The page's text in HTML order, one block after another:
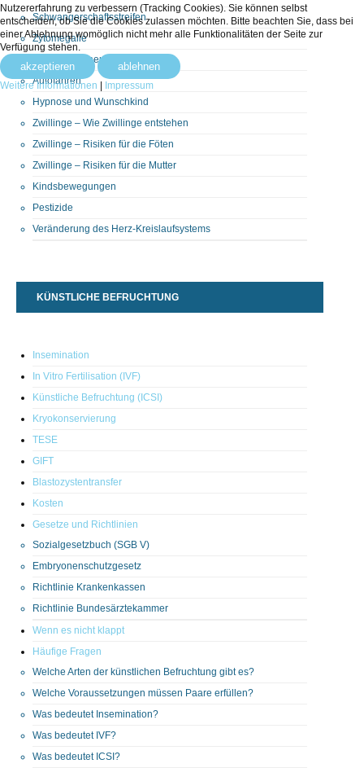
Schwangerschaftsstreifen
Zytomegalie
Ultraschall - neue Richtlinie
Autofahren
Hypnose und Wunschkind
Zwillinge – Wie Zwillinge entstehen
Zwillinge – Risiken für die Föten
Zwillinge – Risiken für die Mutter
Kindsbewegungen
Pestizide
Veränderung des Herz-Kreislaufsystems
KÜNSTLICHE BEFRUCHTUNG
Insemination
In Vitro Fertilisation (IVF)
Künstliche Befruchtung (ICSI)
Kryokonservierung
TESE
GIFT
Blastozystentransfer
Kosten
Gesetze und Richtlinien
Sozialgesetzbuch (SGB V)
Embryonenschutzgesetz
Richtlinie Krankenkassen
Richtlinie Bundesärztekammer
Wenn es nicht klappt
Häufige Fragen
Welche Arten der künstlichen Befruchtung gibt es?
Welche Voraussetzungen müssen Paare erfüllen?
Was bedeutet Insemination?
Was bedeutet IVF?
Was bedeutet ICSI?
Nutzererfahrung zu verbessern (Tracking Cookies). Sie können selbst
entscheiden, ob Sie die Cookies zulassen möchten. Bitte beachten Sie, dass bei
einer Ablehnung womöglich nicht mehr alle Funktionalitäten der Seite zur
Verfügung stehen.
akzeptieren ablehnen
Weitere Informationen Impressum